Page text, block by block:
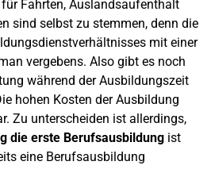
Fahrten, Auslandsaufenthalt
sind selbst zu stemmen, denn die
mit einer
vergebens. Also gibt es noch
während der Ausbildungszeit
hohen Kosten der Ausbildung
Zu unterscheiden ist allerdings,
die erste Berufsausbildung ist
eine Berufsausbildung